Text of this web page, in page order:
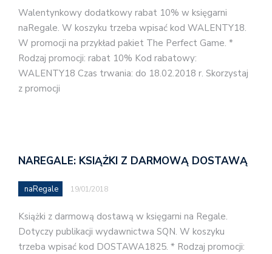
Walentynkowy dodatkowy rabat 10% w księgarni
naRegale. W koszyku trzeba wpisać kod WALENTY18.
W promocji na przykład pakiet The Perfect Game. *
Rodzaj promocji: rabat 10% Kod rabatowy:
WALENTY18 Czas trwania: do 18.02.2018 r. Skorzystaj
z promocji
NAREGALE: KSIĄŻKI Z DARMOWĄ DOSTAWĄ
naRegale 19/01/2018
Książki z darmową dostawą w księgarni na Regale.
Dotyczy publikacji wydawnictwa SQN. W koszyku
trzeba wpisać kod DOSTAWA1825. * Rodzaj promocji: